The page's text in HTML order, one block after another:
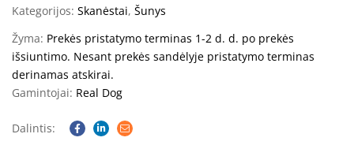
Kategorijos: Skanėstai, Šunys
Žyma: Prekės pristatymo terminas 1-2 d. d. po prekės
išsiuntimo. Nesant prekės sandėlyje pristatymo terminas
derinamas atskirai.
Gamintojai: Real Dog
Dalintis:
Facebook
Linkedin
Email